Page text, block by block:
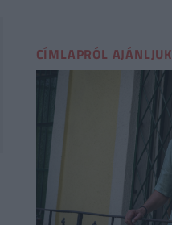
CÍMLAPRÓL AJÁNLJUK